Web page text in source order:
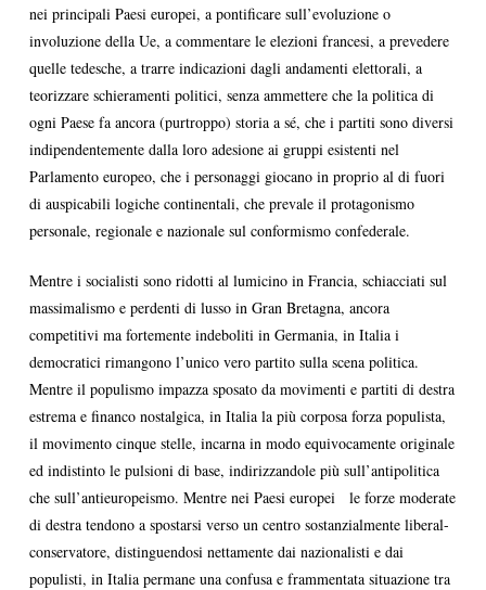
nei principali Paesi europei, a pontificare sull’evoluzione o
involuzione della Ue, a commentare le elezioni francesi, a prevedere
quelle tedesche, a trarre indicazioni dagli andamenti elettorali, a
teorizzare schieramenti politici, senza ammettere che la politica di
ogni Paese fa ancora (purtroppo) storia a sé, che i partiti sono diversi
indipendentemente dalla loro adesione ai gruppi esistenti nel
Parlamento europeo, che i personaggi giocano in proprio al di fuori
di auspicabili logiche continentali, che prevale il protagonismo
personale, regionale e nazionale sul conformismo confederale.
Mentre i socialisti sono ridotti al lumicino in Francia, schiacciati sul
massimalismo e perdenti di lusso in Gran Bretagna, ancora
competitivi ma fortemente indeboliti in Germania, in Italia i
democratici rimangono l’unico vero partito sulla scena politica.
Mentre il populismo impazza sposato da movimenti e partiti di destra
estrema e financo nostalgica, in Italia la più corposa forza populista,
il movimento cinque stelle, incarna in modo equivocamente originale
ed indistinto le pulsioni di base, indirizzandole più sull’antipolitica
che sull’antieuropeismo. Mentre nei Paesi europei le forze moderate
di destra tendono a spostarsi verso un centro sostanzialmente liberal-
conservatore, distinguendosi nettamente dai nazionalisti e dai
populisti, in Italia permane una confusa e frammentata situazione tra